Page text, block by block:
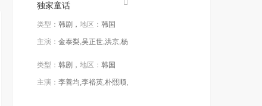
独家童话
类型： 韩剧， 地区： 韩国
主演： 金泰梨,吴正世,洪京,杨
类型： 韩剧， 地区： 韩国
主演： 李善均,李裕英,朴熙顺,